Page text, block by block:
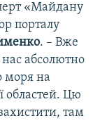
«Майдану
порталу
. – Вже
нас абсолютно
моря на
областей. Цю
там